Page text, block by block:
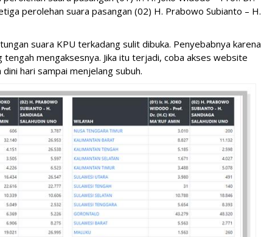
perolehan suara pasangan (02) H. Prabowo Subianto – H.
suara KPU terkadang sulit dibuka. Penyebabnya karena
mengaksesnya. Jika itu terjadi, coba akses website
hari sampai menjelang subuh.